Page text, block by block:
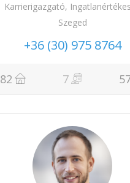
Karrierigazgató,
Szeged
+36 (30) 975 8764
82 7